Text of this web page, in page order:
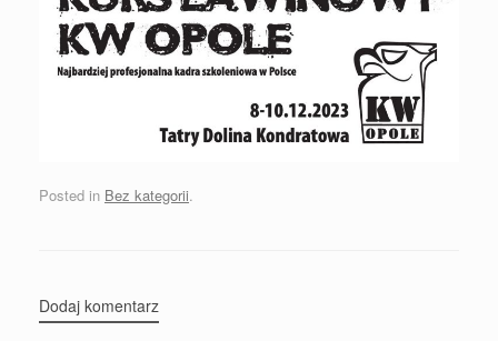
Posted in Bez kategorii.
Dodaj komentarz